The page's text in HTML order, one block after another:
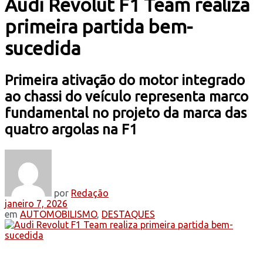
Audi Revolut F1 Team realiza
primeira partida bem-
sucedida
Primeira ativação do motor integrado
ao chassi do veículo representa marco
fundamental no projeto da marca das
quatro argolas na F1
por Redação
janeiro 7, 2026
em AUTOMOBILISMO, DESTAQUES